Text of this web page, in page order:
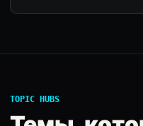
TOPIC HUBS